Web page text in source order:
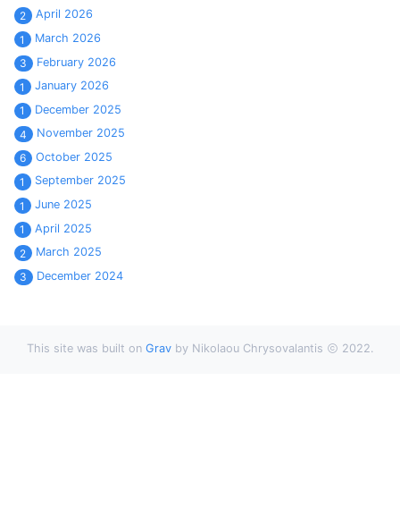
2
April 2026
1
March 2026
3
February 2026
1
January 2026
1
December 2025
4
November 2025
6
October 2025
1
September 2025
1
June 2025
1
April 2025
2
March 2025
3
December 2024
This site was built on Gravby Nikolaou Chrysovalantis 2022.